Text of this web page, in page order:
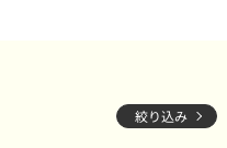
絞り込み